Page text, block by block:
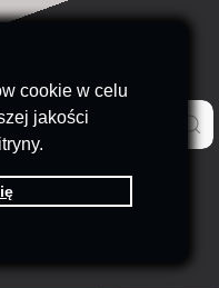
cookie w celu
jakości